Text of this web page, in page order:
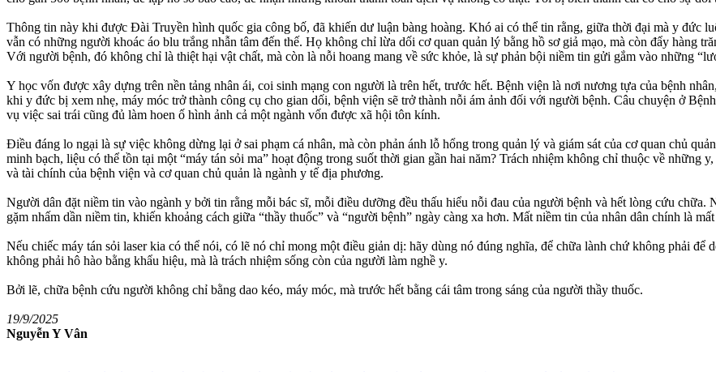
Thông tin này khi được Đài Truyền hình quốc gia công bố, đã khiến dư luận bàng hoàng. Khó ai có thể tin rằng, giữa thời đại mà y đức
vẫn có những người khoác áo blu trắng nhẫn tâm đến thế. Họ không chỉ lừa dối cơ quan quản lý bằng hồ sơ giả mạo, mà còn đẩy hàng
Với người bệnh, đó không chỉ là thiệt hại vật chất, mà còn là nỗi hoang mang về sức khỏe, là sự phản bội niềm tin gửi gắm vào những
Y học vốn được xây dựng trên nền tảng nhân ái, coi sinh mạng con người là trên hết, trước hết. Bệnh viện là nơi nương tựa của bệnh
khi y đức bị xem nhẹ, máy móc trở thành công cụ cho gian dối, bệnh viện sẽ trở thành nỗi ám ảnh đối với người bệnh. Câu chuyện ở
vụ việc sai trái cũng đủ làm hoen ố hình ảnh cả một ngành vốn được xã hội tôn kính.
Điều đáng lo ngại là sự việc không dừng lại ở sai phạm cá nhân, mà còn phản ánh lỗ hổng trong quản lý và giám sát của cơ quan chủ
minh bạch, liệu có thể tồn tại một “máy tán sỏi ma” hoạt động trong suốt thời gian gần hai năm? Trách nhiệm không chỉ thuộc về những
và tài chính của bệnh viện và cơ quan chủ quản là ngành y tế địa phương.
Người dân đặt niềm tin vào ngành y bởi tin rằng mỗi bác sĩ, mỗi điều dưỡng đều thấu hiểu nỗi đau của người bệnh và hết lòng cứu
gặm nhấm dần niềm tin, khiến khoảng cách giữa “thầy thuốc” và “người bệnh” ngày càng xa hơn. Mất niềm tin của nhân dân chính là
Nếu chiếc máy tán sỏi laser kia có thể nói, có lẽ nó chỉ mong một điều giản dị: hãy dùng nó đúng nghĩa, để chữa lành chứ không phải
không phải hô hào bằng khẩu hiệu, mà là trách nhiệm sống còn của người làm nghề y.
Bởi lẽ, chữa bệnh cứu người không chỉ bằng dao kéo, máy móc, mà trước hết bằng cái tâm trong sáng của người thầy thuốc.
19/9/2025
Nguyễn Y Vân